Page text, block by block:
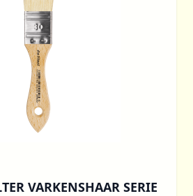
VARKENSHAAR SERIE